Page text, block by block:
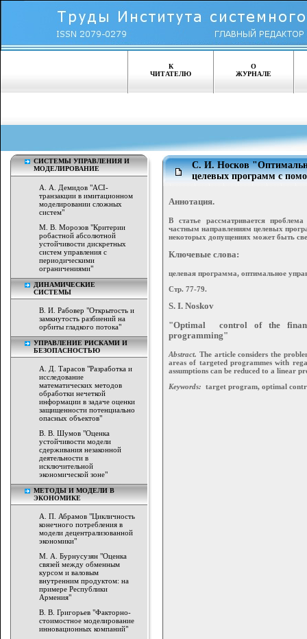
К
ЧИТАТЕЛЮ
О
ЖУРНАЛЕ
СИСТЕМЫ УПРАВЛЕНИЯ И
МОДЕЛИРОВАНИЕ
А. А. Демидов "ACI-
транзакции в имитационном
моделировании сложных
систем"
М. В. Морозов "Критерии
робастной абсолютной
устойчивости дискретных
систем управления с
периодическими
ограничениями"
ДИНАМИЧЕСКИЕ
СИСТЕМЫ
В. И. Рабовер "Открытость и
замкнутость разбиений на
орбиты гладкого потока"
УПРАВЛЕНИЕ РИСКАМИ И
БЕЗОПАСНОСТЬЮ
А. Д. Тарасов "Разработка и
исследование
математических методов
обработки нечеткой
информации в задаче оценки
защищенности потенциально
опасных объектов"
В. В. Шумов "Оценка
устойчивости модели
сдерживания незаконной
деятельности в
исключительной
экономической зоне"
МЕТОДЫ И МОДЕЛИ В
ЭКОНОМИКЕ
А. П. Абрамов "Цикличность
конечного потребления в
модели децентрализованной
экономики"
М. А. Бурнусузян "Оценка
связей между обменным
курсом и валовым
внутренним продуктом: на
примере Республики
Армения"
В. В. Григорьев "Факторно-
стоимостное моделирование
инновационных компаний"
С. И. Носков
целевых программ с
Аннотация.
В статье рассматривается
частным направлениям целевых
некоторых допущениях может быть
Ключевые слова:
целевая программа, оптимальное
Стр. 77-79.
S. I. Noskov
"Optimal control of the
programming"
Abstract. The article considers the
areas of targeted programmes with
assumptions can be reduced to a linear
Keywords: target program, optimal